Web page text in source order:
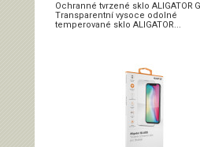
Ochranné tvrzené sklo ALIGATOR
Transparentní vysoce odolné
temperované sklo ALIGATOR...